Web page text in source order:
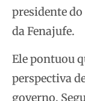
presidente
da Fenajufe.
Ele pontuou
perspectiva
governo.